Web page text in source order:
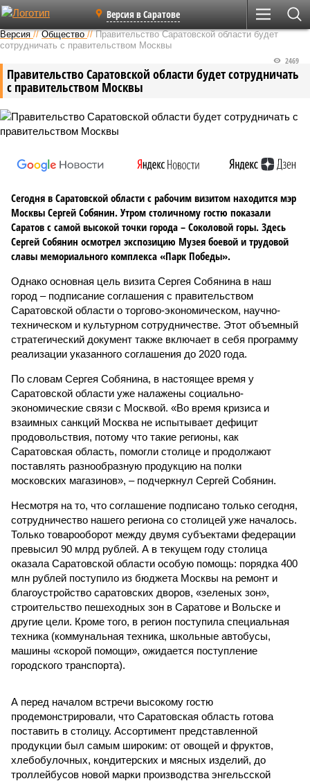
Версия в Саратове
Версия //Общество //Правительство Саратовской области будет
сотрудничать с правительством Москвы
Правительство Саратовской области будет сотрудничать
с правительством Москвы
2469
Сегодня в Саратовской области с рабочим визитом находится мэр
Москвы Сергей Собянин. Утром столичному гостю показали
Саратов с самой высокой точки города – Соколовой горы. Здесь
Сергей Собянин осмотрел экспозицию Музея боевой и трудовой
славы мемориального комплекса «Парк Победы».
Однако основная цель визита Сергея Собянина в наш
город – подписание соглашения с правительством
Саратовской области о торгово-экономическом, научно-
техническом и культурном сотрудничестве. Этот объемный
стратегический документ также включает в себя программу
реализации указанного соглашения до 2020 года.
По словам Сергея Собянина, в настоящее время у
Саратовской области уже налажены социально-
экономические связи с Москвой. «Во время кризиса и
взаимных санкций Москва не испытывает дефицит
продовольствия, потому что такие регионы, как
Саратовская область, помогли столице и продолжают
поставлять разнообразную продукцию на полки
московских магазинов», – подчеркнул Сергей Собянин.
Несмотря на то, что соглашение подписано только сегодня,
сотрудничество нашего региона со столицей уже началось.
Только товарооборот между двумя субъектами федерации
превысил 90 млрд рублей. А в текущем году столица
оказала Саратовской области особую помощь: порядка 400
млн рублей поступило из бюджета Москвы на ремонт и
благоустройство саратовских дворов, «зеленых зон»,
строительство пешеходных зон в Саратове и Вольске и
другие цели. Кроме того, в регион поступила специальная
техника (коммунальная техника, школьные автобусы,
машины «скорой помощи», ожидается поступление
городского транспорта).
А перед началом встречи высокому гостю
продемонстрировали, что Саратовская область готова
поставить в столицу. Ассортимент представленной
продукции был самым широким: от овощей и фруктов,
хлебобулочных, кондитерских и мясных изделий, до
троллейбусов новой марки производства энгельсской